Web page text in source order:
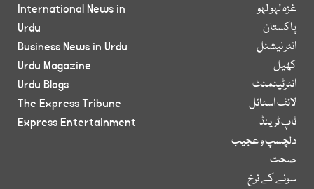
غزہ لہو لہو
پاکستان
انٹر نیشنل
کھیل
انٹرٹینمنٹ
لائف اسٹائل
ٹاپ ٹرینڈ
دلچسپ و عجیب
صحت
سونے کے نرخ
International News in
Urdu
Business News in Urdu
Urdu Magazine
Urdu Blogs
The Express Tribune
Express Entertainment